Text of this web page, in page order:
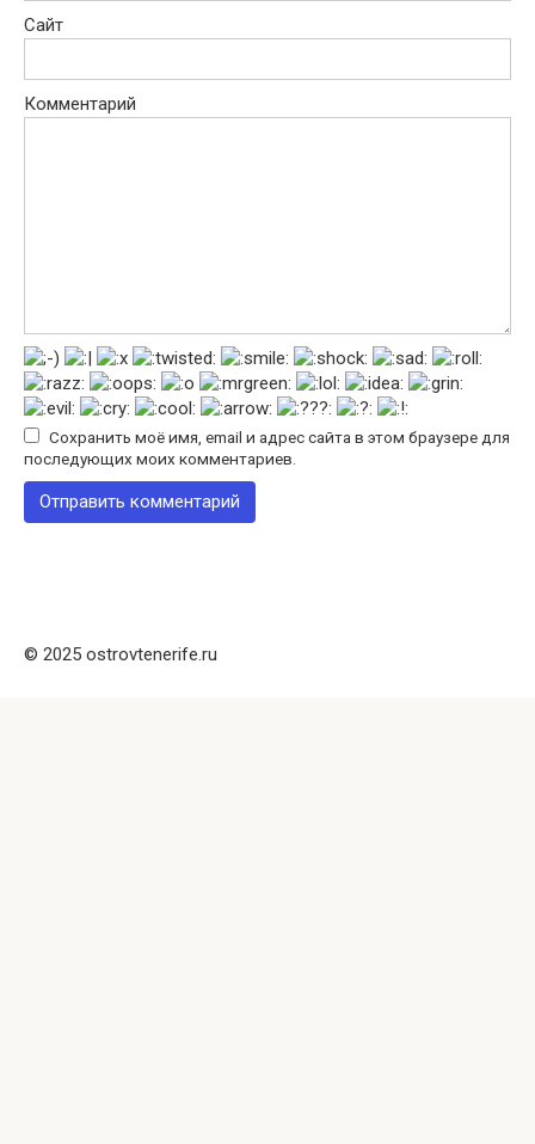
Сайт
Комментарий
Сохранить моё имя, email и адрес сайта в этом браузере для
последующих моих комментариев.
© 2025 ostrovtenerife.ru